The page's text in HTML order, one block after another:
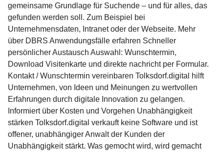
gemeinsame Grundlage für Suchende – und für alles, das
gefunden werden soll. Zum Beispiel bei
Unternehmensdaten, Intranet oder der Webseite. Mehr
über DBRS Anwendungsfälle erfahren Schneller
persönlicher Austausch Auswahl: Wunschtermin,
Download Visitenkarte und direkte nachricht per Formular.
Kontakt / Wunschtermin vereinbaren Tolksdorf.digital hilft
Unternehmen, von Ideen und Meinungen zu wertvollen
Erfahrungen durch digitale Innovation zu gelangen.
Informiert über Kosten und Vorgehen Unabhängigkeit
stärken Tolksdorf.digital verkauft keine Software und ist
offener, unabhängiger Anwalt der Kunden der
Unabhängigkeit stärkt. Was gemocht wird, wird gemacht